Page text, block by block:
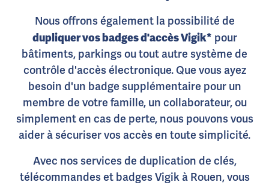
Nous offrons également la possibilité de
dupliquer vos badges d'accès Vigik* pour
bâtiments, parkings ou tout autre système de
contrôle d'accès électronique. Que vous ayez
besoin d'un badge supplémentaire pour un
membre de votre famille, un collaborateur, ou
simplement en cas de perte, nous pouvons vous
aider à sécuriser vos accès en toute simplicité.
Avec nos services de duplication de clés,
télécommandes et badges Vigik à Rouen, vous